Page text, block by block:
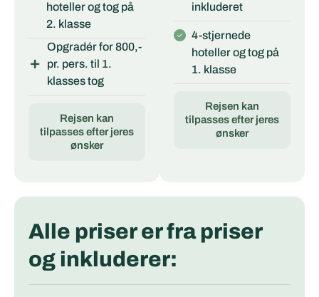
hoteller og tog på
2. klasse
Opgradér for 800,-
pr. pers. til 1.
klasses tog
Rejsen kan
tilpasses efter jeres
ønsker
inkluderet
4-stjernede
hoteller og tog på
1. klasse
Rejsen kan
tilpasses efter jeres
ønsker
Alle priser er fra priser
og inkluderer: